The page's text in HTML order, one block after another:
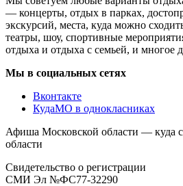
— концерты, отдых в парках,
экскурсий, места, куда можно
театры, шоу, спортивные
отдыха и отдыха с семьей, и многое
Мы в социальных сетях
Вконтакте
КудаМО в однокласниках
Афиша Московской области — куда
области
Свидетельство о регистрации
СМИ Эл №ФС77-32290